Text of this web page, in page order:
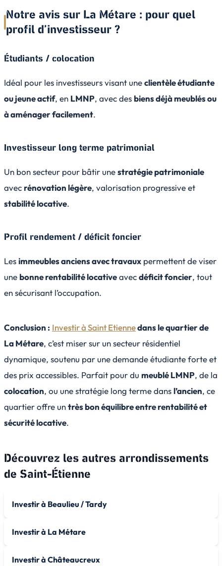
Notre avis sur La Métare : pour quel
profil d’investisseur ?
Étudiants / colocation
Idéal pour les investisseurs visant uneclientèle étudiante
ou jeune actif, en LMNP, avec des biens déjà meublés ou
à aménager facilement.
Investisseur long terme patrimonial
Un bon secteur pour bâtir unestratégie patrimoniale
avec rénovation légère, valorisation progressive et
stabilité locative.
Profil rendement / déficit foncier
Lesimmeubles anciens avec travaux permettent de viser
une bonne rentabilité locativeavecdéficit foncier, tout
en sécurisant l’occupation.
Conclusion : Investir à Saint Etiennedans le quartier de
La Métare, c’est miser sur un secteur résidentiel
dynamique, soutenu par une demande étudiante forte et
des prix accessibles. Parfait pour du meublé LMNP, de la
colocation, ou une stratégie long terme dans l’ancien, ce
quartier offre untrès bon équilibre entre rentabilité et
sécurité locative.
Découvrez les autres arrondissements
de Saint-Étienne
Investir à Beaulieu / Tardy
Investir à La Métare
Investir à Châteaucreux